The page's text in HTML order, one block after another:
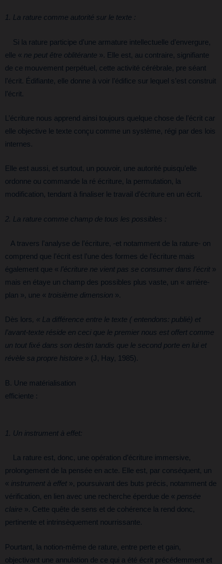
1. La rature comme autorité sur le texte :
Si la rature participe d’une armature intellectuelle d’envergure,
elle « ne peut être oblitérante ». Elle est, au contraire, signifiante
de ce mouvement perpétuel, cette activité cérébrale, pre séant
l’écrit. Édifiante, elle donne à voir l’édifice sur lequel s’est construit
l’écrit.
L’écriture nous apprend ainsi toujours quelque chose de l’écrit car
elle objective le texte conçu comme un système, régi par des lois
internes.
Elle est aussi, et surtout, un pouvoir, une autorité puisqu’elle
ordonne ou commande la ré écriture, la permutation, la
modification, tendant à finaliser le travail d’écriture en un écrit.
2. La rature comme champ de tous les possibles :
A travers l’analyse de l’écriture, -et notamment de la rature- on
comprend que l’écrit est l’une des formes de l’écriture mais
également que « l’écriture ne vient pas se consumer dans l’écrit »
mais en étaye un champ des possibles plus vaste, un « arrière-
plan », une « troisième dimension ».
Dès lors, « La différence entre le texte ( entendons: publié) et
l’avant-texte réside en ceci que le premier nous est offert comme
un tout fixé dans son destin tandis que le second porte en lui et
révèle sa propre histoire » (J, Hay, 1985).
B. Une matérialisation
efficiente
1. Un instrument à effet:
La rature est, donc, une opération d’écriture immersive,
prolongement de la pensée en acte. Elle est, par conséquent, un
« instrument à effet », poursuivant des buts précis, notamment de
vérification, en lien avec une recherche éperdue de « pensée
claire ». Cette quête de sens et de cohérence la rend donc,
pertinente et intrinsèquement nourrissante.
Pourtant, la notion-même de rature, entre perte et gain,
objectivant une annulation de ce qui a été écrit précédemment et